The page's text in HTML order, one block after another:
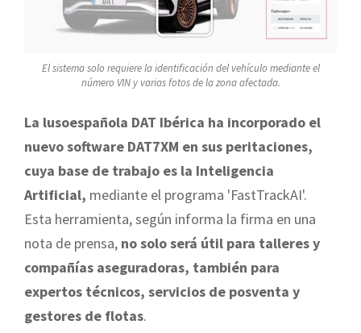
El sistema solo requiere la identificación del vehículo mediante el
número VIN y varias fotos de la zona afectada.
La lusoespañola DAT Ibérica ha incorporado el
nuevo software DAT7XM en sus peritaciones,
cuya base de trabajo es la Inteligencia
Artificial, mediante el programa 'FastTrackAI'.
Esta herramienta, según informa la firma en una
nota de prensa, no solo será útil para talleres y
compañías aseguradoras, también para
expertos técnicos, servicios de posventa y
gestores de flotas.